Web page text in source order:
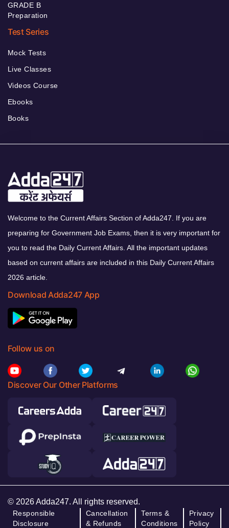
GRADE B
Preparation
Test Series
Mock Tests
Live Classes
Videos Course
Ebooks
Books
Welcome to the Current Affairs Section of Adda247. If you are
preparing for Government Job Exams, then it is very important for
you to read the Daily Current Affairs. All the important updates
based on current affairs are included in this Daily Current Affairs
2026 article.
Download Adda247 App
Follow us on
Discover Our Other Platforms
© 2026 Adda247. All rights reserved.
Responsible
Disclosure
Cancellation
& Refunds
Terms &
Conditions
Privacy
Policy